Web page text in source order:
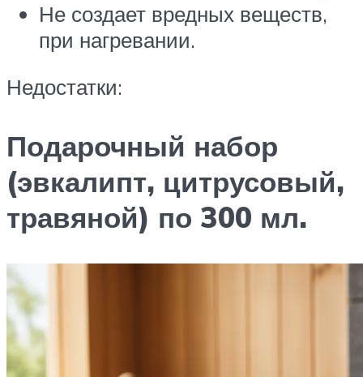
Не создает вредных веществ,
при нагревании.
Недостатки:
Подарочный набор
(эвкалипт, цитрусовый,
травяной) по 300 мл.